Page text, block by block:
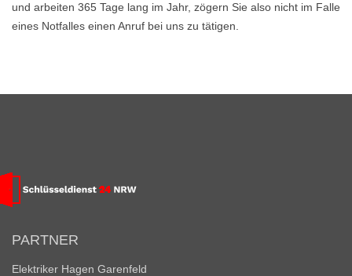
und arbeiten 365 Tage lang im Jahr, zögern Sie also nicht im Falle
eines Notfalles einen Anruf bei uns zu tätigen.
PARTNER
Elektriker Hagen Garenfeld